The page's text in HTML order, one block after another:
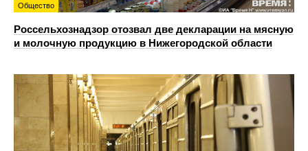
Общество
Россельхознадзор отозвал две декларации на мясную
и молочную продукцию в Нижегородской области